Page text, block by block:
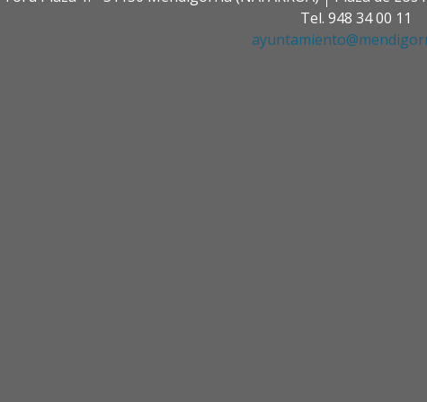
Tel. 948 34 00 11